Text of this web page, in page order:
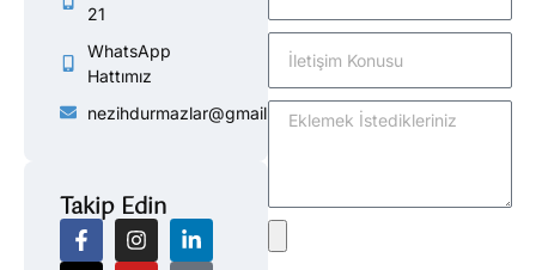
21
WhatsApp
Hattımız
nezihdurmazlar@gmail.com
Takip Edin